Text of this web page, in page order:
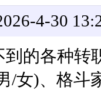
4-30
的各种转
/女)、格斗